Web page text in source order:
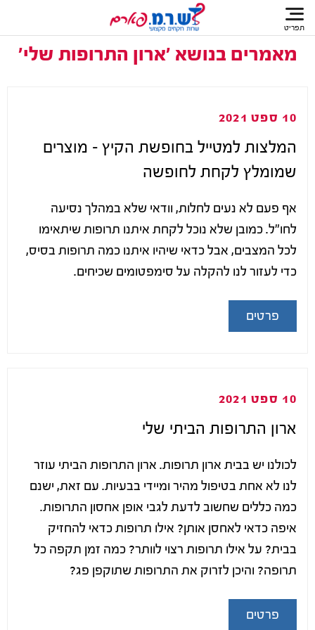
תפריט
מאמרים בנושא 'ארון התרופות שלי'
10 ספט 2021
המלצות למטייל בחופשת הקיץ – מוצרים
שמומלץ לקחת לחופשה
אף פעם לא נעים לחלות, וודאי שלא במהלך נסיעה
לחו"ל. כמובן שלא נוכל לקחת איתנו תרופות שיתאימו
לכל המצבים, אבל כדאי שיהיו איתנו כמה תרופות בסיס,
כדי לעזור לנו להקלה על סימפטומים שכיחים.
פרטים
10 ספט 2021
ארון התרופות הביתי שלי
לכולנו יש בבית ארון תרופות. ארון התרופות הביתי עוזר
לנו לא אחת בטיפול מהיר ומיידי בבעיות. עם זאת, ישנם
כמה כללים שחשוב לדעת לגבי אופן אחסון התרופות.
איפה כדאי לאחסן אותן? אילו תרופות כדאי להחזיק
בבית? על אילו תרופות רצוי לוותר? כמה זמן תקפה כל
תרופה? והיכן לזרוק את התרופות שתוקפן פג?
פרטים